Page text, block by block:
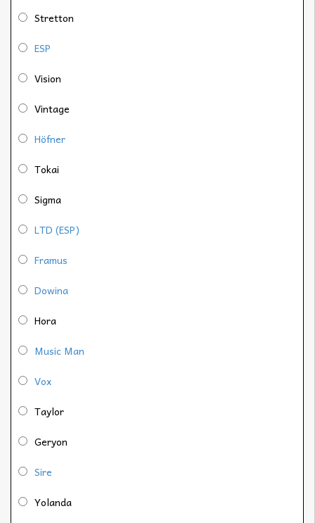
Stretton
ESP
Vision
Vintage
Höfner
Tokai
Sigma
LTD (ESP)
Framus
Dowina
Hora
Music Man
Vox
Taylor
Geryon
Sire
Yolanda